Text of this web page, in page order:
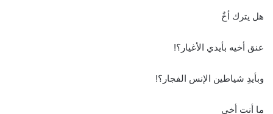
هل يترك أخٌ
عنق أخيه بأيدي الأغيار؟!
وبأيدِ شياطين الإنس الفجار؟!
ما أنت أخي